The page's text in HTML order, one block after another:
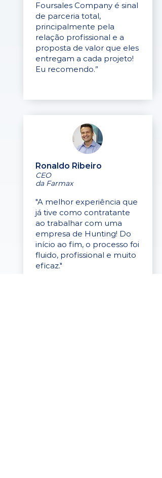
Foursales Company é sinal
de parceria total,
principalmente pela
relação profissional e a
proposta de valor que eles
entregam a cada projeto!
Eu recomendo.”
Ronaldo Ribeiro
CEO
da Farmax
"A melhor experiência que
já tive como contratante
ao trabalhar com uma
empresa de Hunting! Do
início ao fim, o processo foi
fluido, profissional e muito
eficaz."